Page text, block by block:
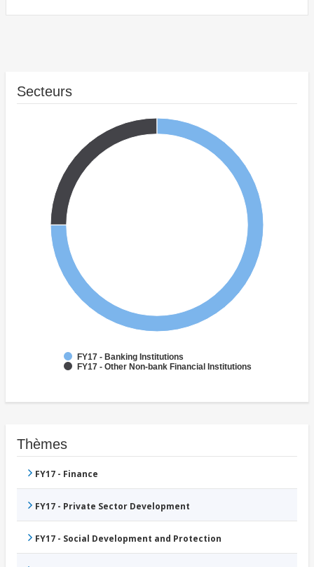
Secteurs
FY17 - Banking Institutions
FY17 - Other Non-bank Financial Institutions
Thèmes
FY17 - Finance
FY17 - Private Sector Development
FY17 - Social Development and Protection